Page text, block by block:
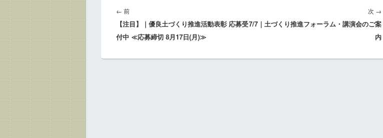
稿
ナ
ビ
← 前前
の
投
【注目】｜優良土づくり推進活動表彰 応募受
付中 ≪応募締切 8月17日(月)≫
次 →
の
投
7/7｜土づくり推進フォーラム・講演会のご案
内